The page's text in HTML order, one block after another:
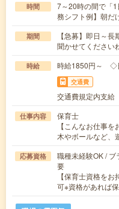
時間
7～20時の間で「
務シフト例】朝
期間
【急募】即日～
聞かせてください
時給 時給1850円～ ◇
交通費
交通費規定内支給
仕事内容
保育士
【こんなお仕事
木やボールなど
応募資格
職種未経験OK / ブ
要
【保育士資格を
可※資格があれば